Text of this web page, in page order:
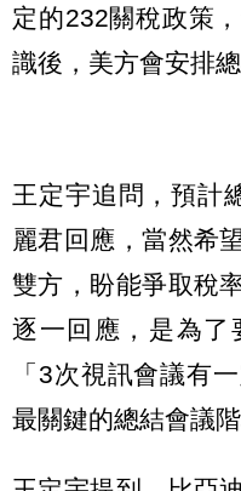
定的232關稅政策
識後，美方會安排總
王定宇追問，預計
麗君回應，當然希
雙方，盼能爭取稅
逐一回應，是為了
「3次視訊會議有
最關鍵的總結會議